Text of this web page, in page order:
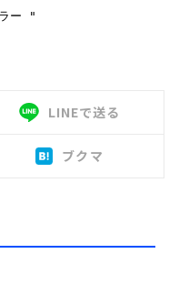
LINEで送る
ブクマ